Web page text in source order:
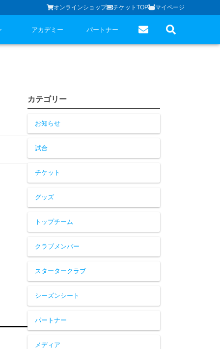
オンラインショップ チケットTOP マイページ
アカデミー パートナー
カテゴリー
お知らせ
試合
チケット
グッズ
トップチーム
クラブメンバー
スタータークラブ
シーズンシート
パートナー
メディア